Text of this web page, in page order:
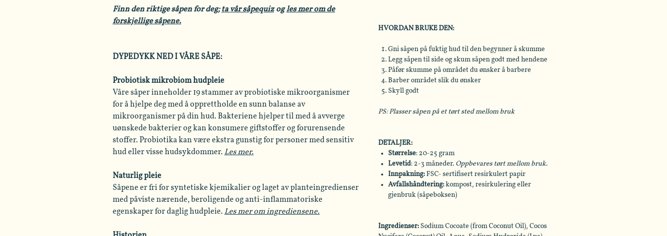
Finn den riktige såpen for deg;ta vår såpequizogles mer om de
forskjellige såpene.
DYPEDYKK NED I VÅRE SÅPE:
Probiotisk mikrobiom hudpleie
Våre såper inneholder 19 stammer av probiotiske mikroorganismer
for å hjelpe deg med å opprettholde en sunn balanse av
mikroorganismer på din hud. Bakteriene hjelper til med å avverge
uønskede bakterier og kan konsumere giftstoffer og forurensende
stoffer. Probiotika kan være ekstra gunstig for personer med sensitiv
hud eller visse hudsykdommer. Les mer.
Naturlig pleie
Såpene er fri for syntetiske kjemikalier og laget av planteingredienser
med påviste nærende, beroligende og anti-inflammatoriske
egenskaper for daglig hudpleie. Les mer om ingrediensene.
HVORDAN BRUKE DEN:
Gni såpen på fuktig hud til den begynner å skumme
Legg såpen til side og skum såpen godt med hendene
Påfør skumme på området du ønsker å barbere
Barber området slik du ønsker
Skyll godt
PS: Plasser såpen på et tørt sted mellom bruk
DETALJER:
Størrelse: 20-25 gram
Levetid: 2-3 måneder. Oppbevares tørt mellom bruk.
Innpakning: FSC- sertifisert resirkulert papir
Avfallshåndtering: kompost, resirkulering eller
gjenbruk (såpeboksen)
Ingredienser: Sodium Cocoate (from Coconut Oil), Cocos